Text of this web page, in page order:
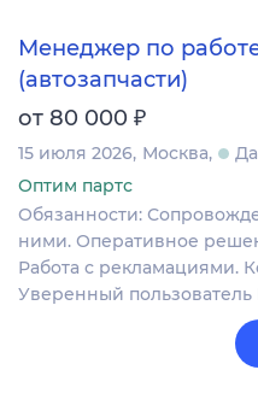
Менеджер по
(автозапчасти)
от 80 000 ₽
15 июля 2026 Москва
Оптим партс
Обязанности:
ними. Оперативное
Работа с рекламациями.
Уверенный пользователь